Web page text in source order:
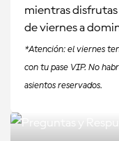
mientras disfrutas
de viernes a
*Atención: el viernes
con tu pase VIP. No
asientos reservados.